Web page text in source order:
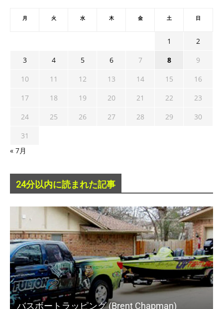
月 火 水 木 金 土 日
1
2
3
4 5 6 7 8
9
10
11 12 13 14 15
16
17
18 19 20 21 22
23
24
25 26 27 28 29
30
31
« 7月
24分以内に読まれた記事
バスボートラッピング (Brent Chapman)